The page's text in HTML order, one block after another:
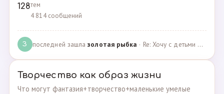
128тем
4 814 сообщений
З последней зашлазолотая рыбка · Re: Хочу с детьми поехать на следующей неделе в Сан… · 19.05.2024
Творчество как образ жизни
Что могут фантазия+творчество+маленькие умелые